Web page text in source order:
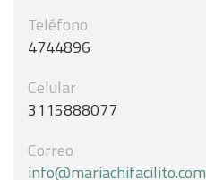
Teléfono
4744896
Celular
3115888077
Correo
info@mariachifacilito.com